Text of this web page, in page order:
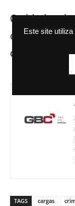
Este site
O objetivo
cinco cidades
TAGS cargas